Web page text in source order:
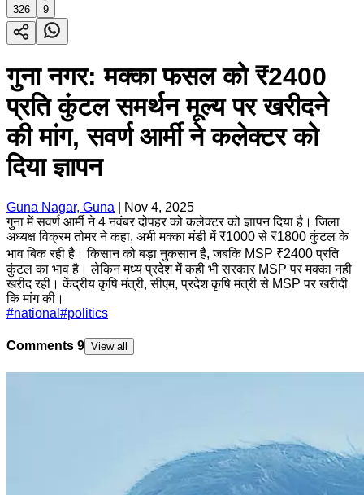
326 9
गुना नगर: मक्का फसल को ₹2400
प्रति कुंटल समर्थन मूल्य पर खरीदने
की मांग, सवर्ण आर्मी ने कलेक्टर को
दिया ज्ञापन
Guna Nagar, Guna
Nov 4, 2025
गुना में सवर्ण आर्मी ने 4 नवंबर दोपहर को कलेक्टर को ज्ञापन दिया है। जिला
अध्यक्ष विक्रम तोमर ने कहा, अभी मक्का मंडी में ₹1000 से ₹1800 कुंटल के
भाव बिक रही है। किसान को बड़ा नुकसान है, जबकि MSP ₹2400 प्रति
कुंटल का भाव है। लेकिन मध्य प्रदेश में कही भी सरकार MSP पर मक्का नही
खरीद रही। केंद्रीय कृषि मंत्री, सीएम, प्रदेश कृषि मंत्री से MSP पर खरीदी
कि मांग की।
#national #politics
Comments 9 View all